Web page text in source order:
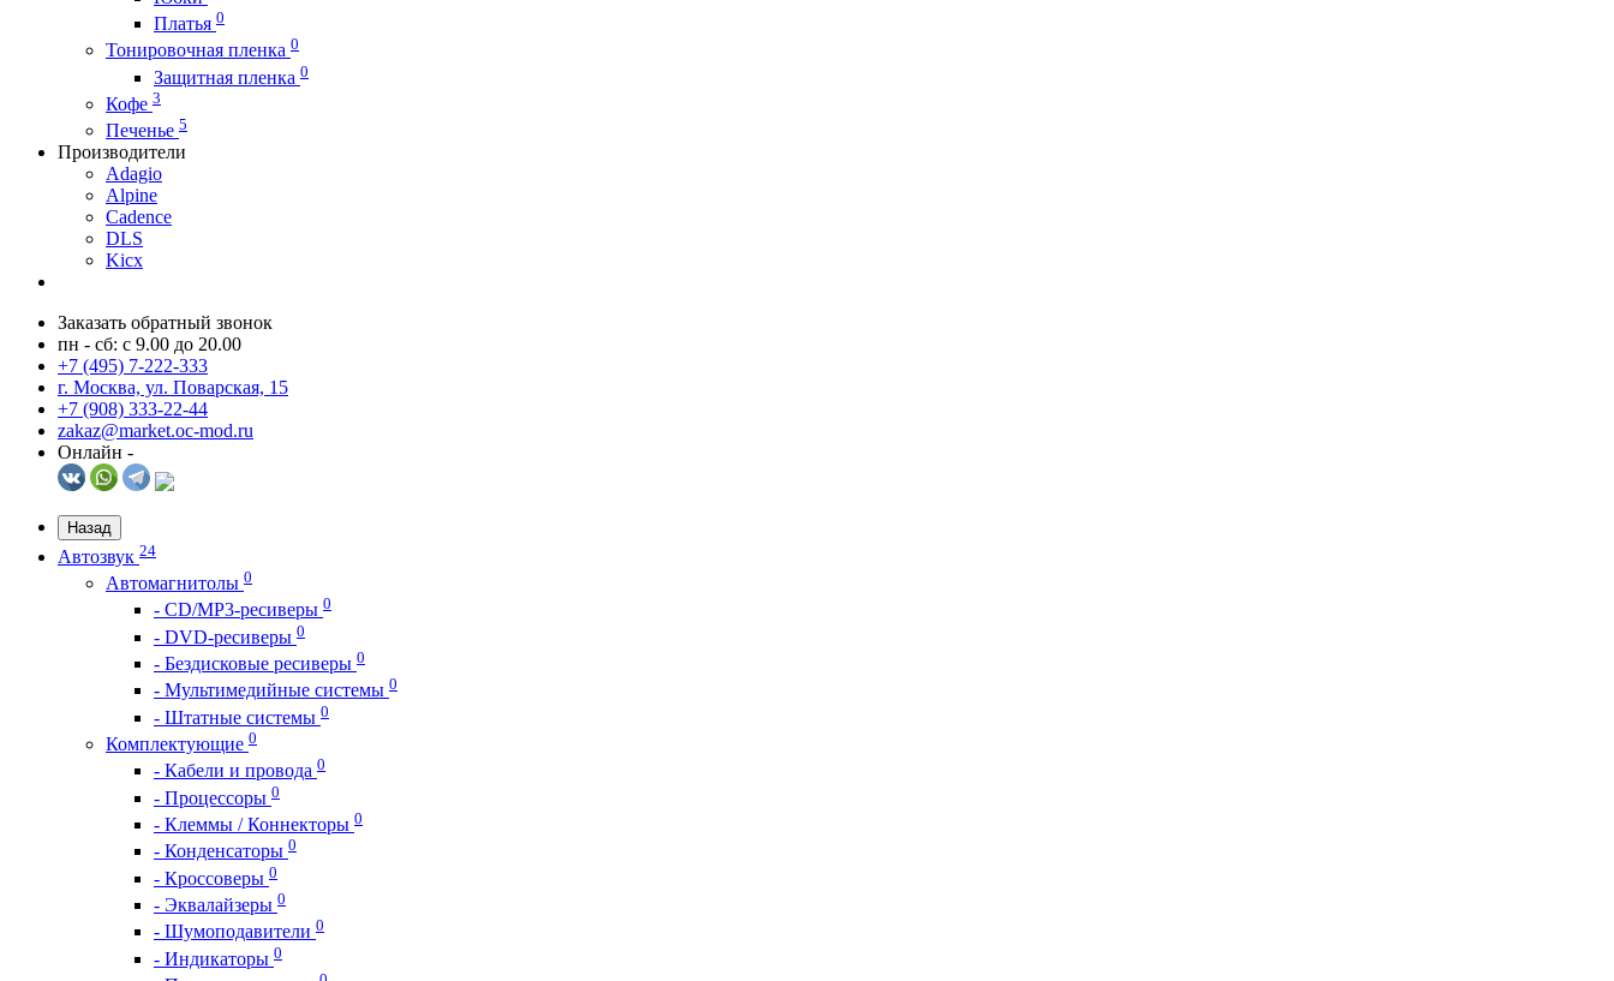
Платья 0
Тонировочная пленка 0
Защитная пленка 0
Кофе 3
Печенье 5
Производители
Adagio
Alpine
Cadence
DLS
Kicx
Заказать обратный звонок
пн - сб: с 9.00 до 20.00
+7 (495) 7-222-333
г. Москва, ул. Поварская, 15
+7 (908) 333-22-44
zakaz@market.oc-mod.ru
Онлайн -
Назад
Автозвук 24
Автомагнитолы 0
- CD/MP3-ресиверы 0
- DVD-ресиверы 0
- Бездисковые ресиверы 0
- Мультимедийные системы 0
- Штатные системы 0
Комплектующие 0
- Кабели и провода 0
- Процессоры 0
- Клеммы / Коннекторы 0
- Конденсаторы 0
- Кроссоверы 0
- Эквалайзеры 0
- Шумоподавители 0
- Индикаторы 0